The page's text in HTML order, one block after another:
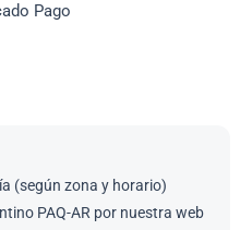
Pago
(según zona y horario)
PAQ-AR por nuestra web